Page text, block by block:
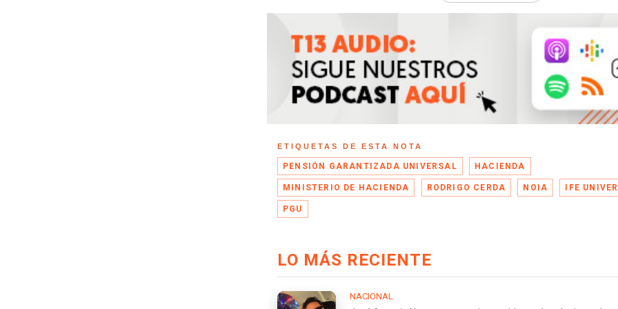
ETIQUETAS DE ESTA NOTA
PENSIÓN GARANTIZADA UNIVERSAL HACIENDA
MINISTERIO DE HACIENDA RODRIGO CERDA NOIA IFE
PGU
LO MÁS RECIENTE
NACIONAL